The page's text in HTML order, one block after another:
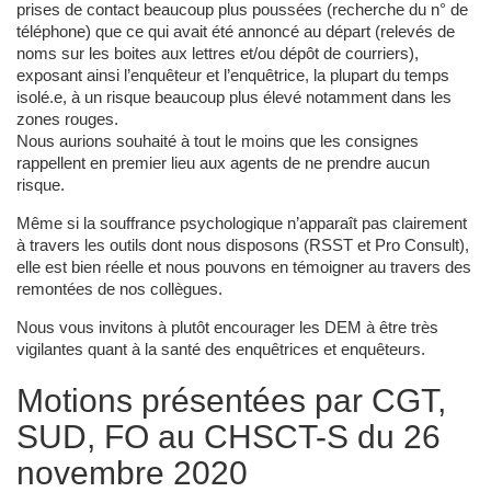
prises de contact beaucoup plus poussées (recherche du n° de
téléphone) que ce qui avait été annoncé au départ (relevés de
noms sur les boites aux lettres et/ou dépôt de courriers),
exposant ainsi l’enquêteur et l’enquêtrice, la plupart du temps
isolé.e, à un risque beaucoup plus élevé notamment dans les
zones rouges.
Nous aurions souhaité à tout le moins que les consignes
rappellent en premier lieu aux agents de ne prendre aucun
risque.
Même si la souffrance psychologique n’apparaît pas clairement
à travers les outils dont nous disposons (RSST et Pro Consult),
elle est bien réelle et nous pouvons en témoigner au travers des
remontées de nos collègues.
Nous vous invitons à plutôt encourager les DEM à être très
vigilantes quant à la santé des enquêtrices et enquêteurs.
Motions présentées par CGT,
SUD, FO au CHSCT-S du 26
novembre 2020